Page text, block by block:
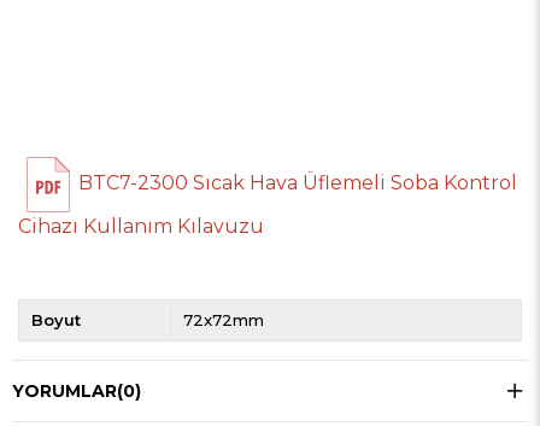
BTC7-2300 Sıcak Hava Üflemeli Soba Kontrol
Cihazı Kullanım Kılavuzu
Boyut 72x72mm
YORUMLAR(0)